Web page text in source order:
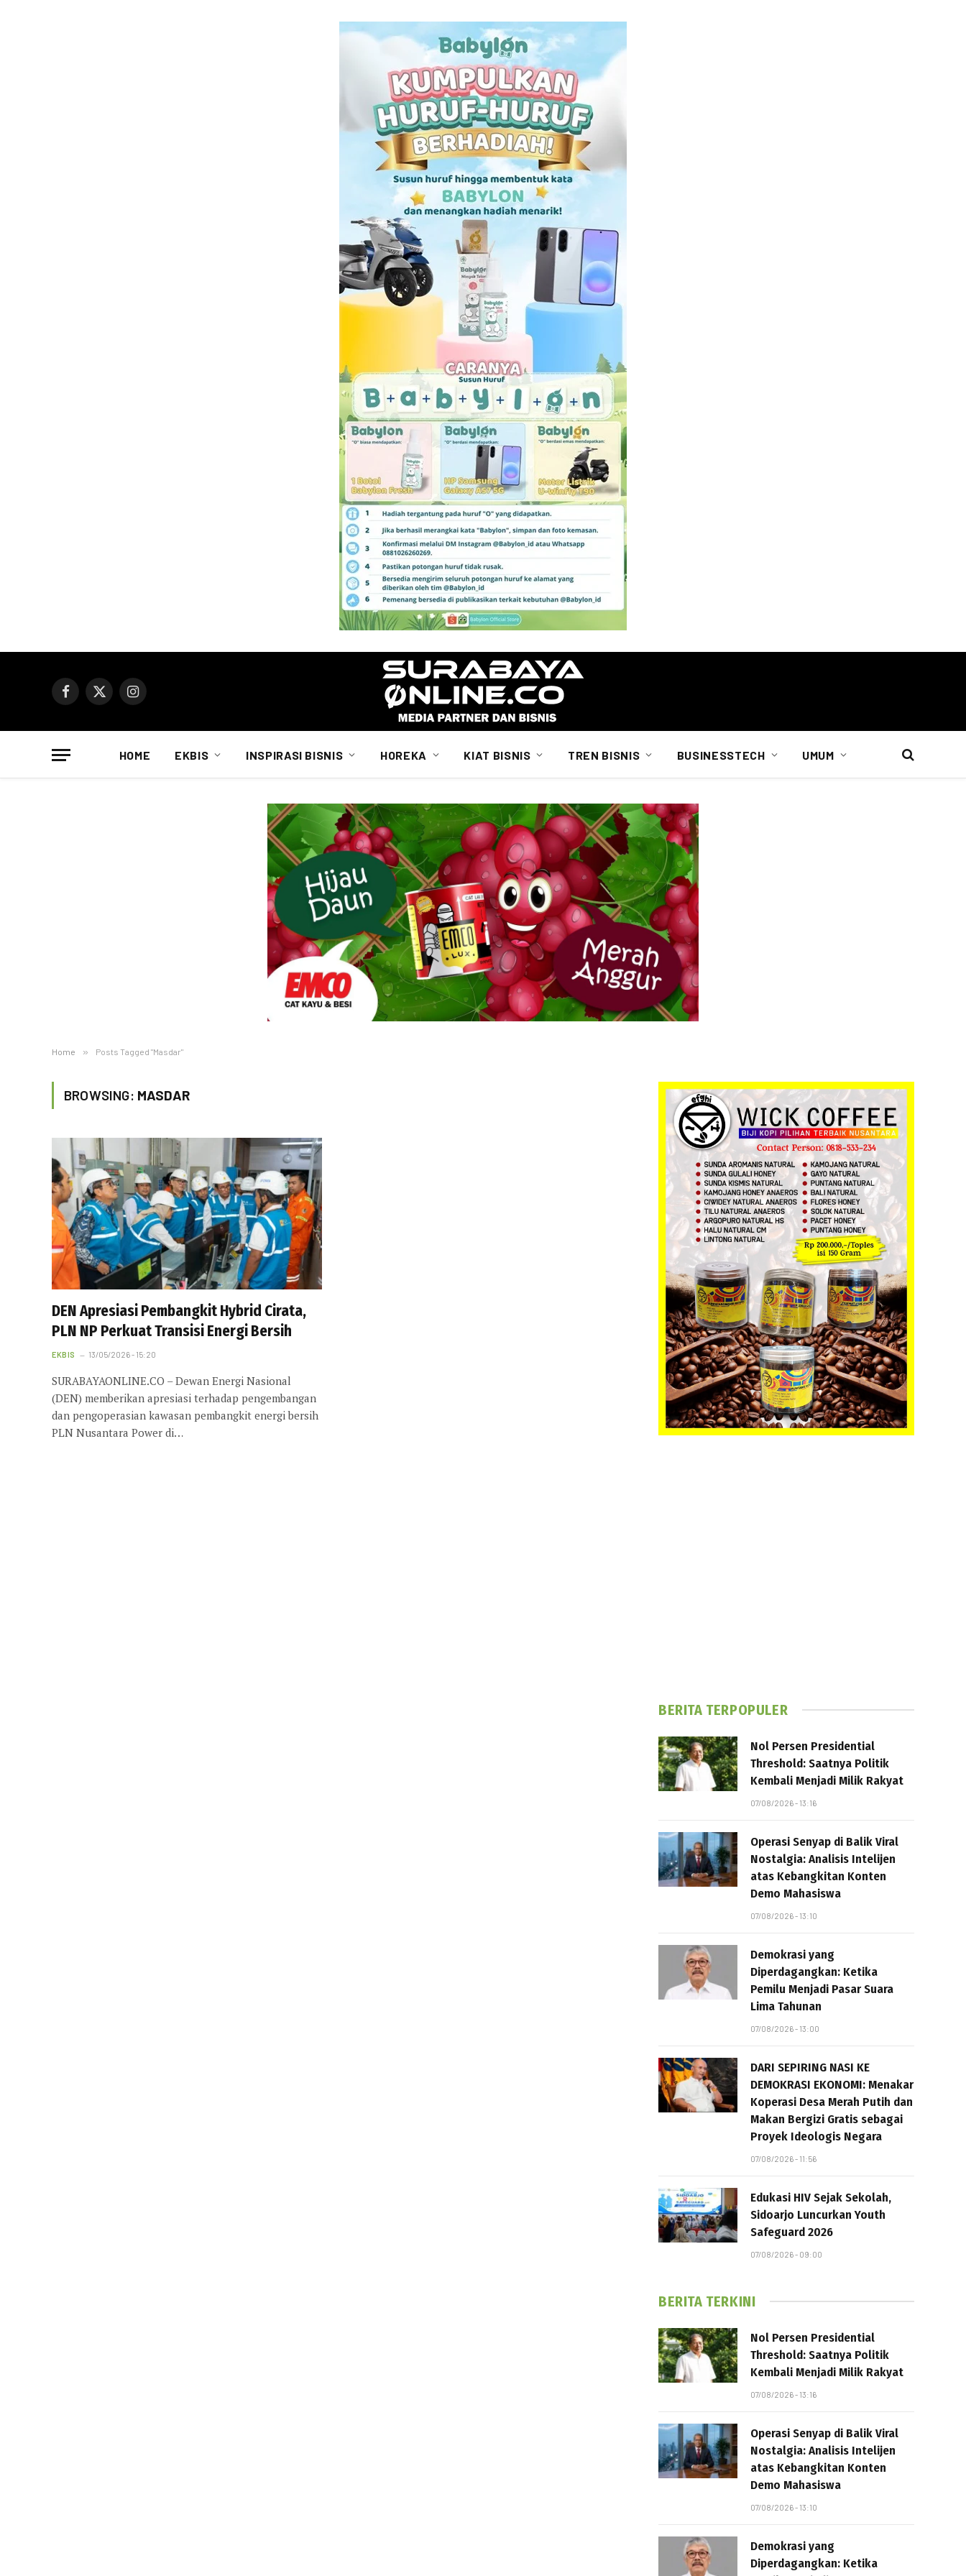
Facebook
X
Instagram
HOME EKBIS INSPIRASI BISNIS HOREKA KIAT BISNIS TREN BISNIS BUSINESSTECH UMUM
Home » Posts Tagged "Masdar"
BROWSING: MASDAR
DEN Apresiasi Pembangkit Hybrid Cirata,
PLN NP Perkuat Transisi Energi Bersih
EKBIS 13/05/2026 - 15:20
SURABAYAONLINE.CO – Dewan Energi Nasional
(DEN) memberikan apresiasi terhadap pengembangan
dan pengoperasian kawasan pembangkit energi bersih
PLN Nusantara Power di…
BERITA TERPOPULER
Nol Persen Presidential
Threshold: Saatnya Politik
Kembali Menjadi Milik Rakyat
07/08/2026 - 13:16
Operasi Senyap di Balik Viral
Nostalgia: Analisis Intelijen
atas Kebangkitan Konten
Demo Mahasiswa
07/08/2026 - 13:10
Demokrasi yang
Diperdagangkan: Ketika
Pemilu Menjadi Pasar Suara
Lima Tahunan
07/08/2026 - 13:00
DARI SEPIRING NASI KE
DEMOKRASI EKONOMI: Menakar
Koperasi Desa Merah Putih dan
Makan Bergizi Gratis sebagai
Proyek Ideologis Negara
07/08/2026 - 11:56
Edukasi HIV Sejak Sekolah,
Sidoarjo Luncurkan Youth
Safeguard 2026
07/08/2026 - 09:00
BERITA TERKINI
Nol Persen Presidential
Threshold: Saatnya Politik
Kembali Menjadi Milik Rakyat
07/08/2026 - 13:16
Operasi Senyap di Balik Viral
Nostalgia: Analisis Intelijen
atas Kebangkitan Konten
Demo Mahasiswa
07/08/2026 - 13:10
Demokrasi yang
Diperdagangkan: Ketika